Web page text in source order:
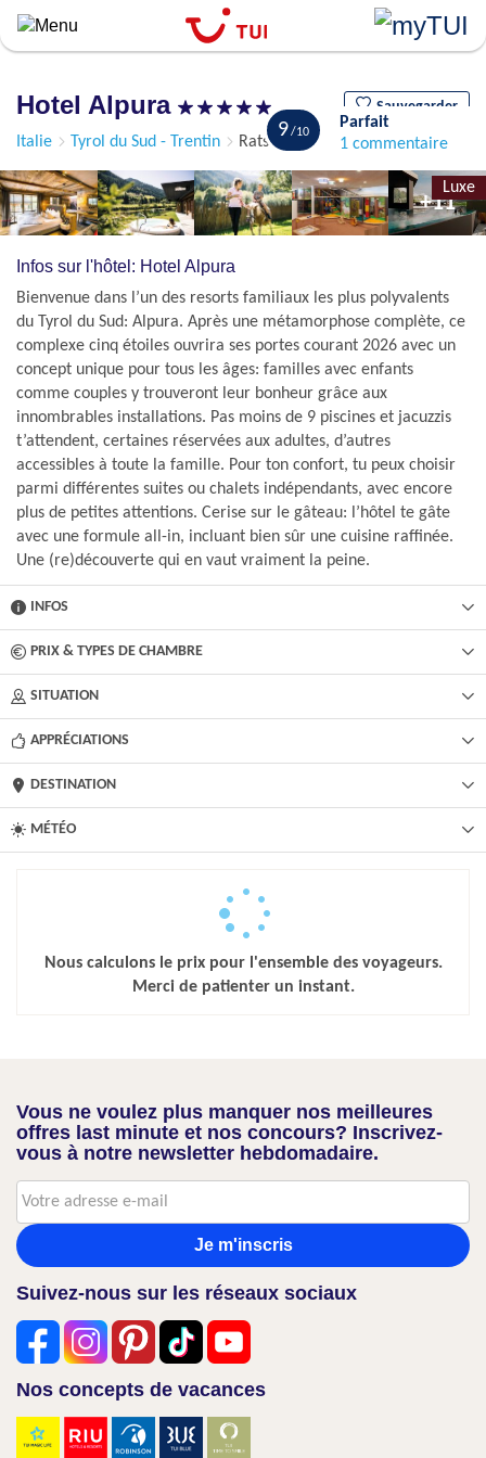
Aller
principal
Hotel Alpura Sauvegarder
Italie Tyrol du Sud - Trentin Ratschings
Luxe
9
Parfait
1 commentaire
+11
Infos sur l'hôtel: Hotel Alpura
Bienvenue dans l’un des resorts familiaux les plus polyvalents
du Tyrol du Sud: Alpura. Après une métamorphose complète, ce
complexe cinq étoiles ouvrira ses portes courant 2026 avec un
concept unique pour tous les âges: familles avec enfants
comme couples y trouveront leur bonheur grâce aux
innombrables installations. Pas moins de 9 piscines et jacuzzis
t’attendent, certaines réservées aux adultes, d’autres
accessibles à toute la famille. Pour ton confort, tu peux choisir
parmi différentes suites ou chalets indépendants, avec encore
plus de petites attentions. Cerise sur le gâteau: l’hôtel te gâte
avec une formule all-in, incluant bien sûr une cuisine raffinée.
Une (re)découverte qui en vaut vraiment la peine.
INFOS
PRIX & TYPES DE CHAMBRE
SITUATION
APPRÉCIATIONS
DESTINATION
MÉTÉO
Nous calculons le prix pour l'ensemble des voyageurs.
Merci de patienter un instant.
Vous ne voulez plus manquer nos meilleures
offres last minute et nos concours? Inscrivez-
vous à notre newsletter hebdomadaire.
Je m'inscris
Suivez-nous sur les réseaux sociaux
Nos concepts de vacances